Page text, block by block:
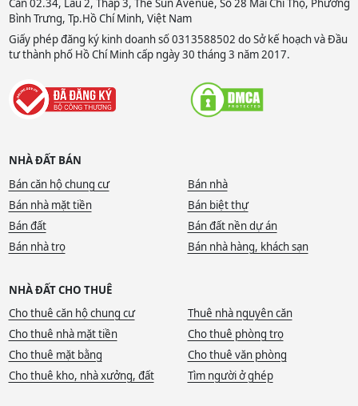
Căn 02.34, Lầu 2, Tháp 3, The Sun Avenue, Số 28 Mai Chí Thọ, Phường
Bình Trưng, Tp.Hồ Chí Minh, Việt Nam
Giấy phép đăng ký kinh doanh số 0313588502 do Sở kế hoạch và Đầu
tư thành phố Hồ Chí Minh cấp ngày 30 tháng 3 năm 2017.
NHÀ ĐẤT BÁN
Bán căn hộ chung cư
Bán nhà
Bán nhà mặt tiền
Bán biệt thự
Bán đất
Bán đất nền dự án
Bán nhà trọ
Bán nhà hàng, khách sạn
NHÀ ĐẤT CHO THUÊ
Cho thuê căn hộ chung cư
Thuê nhà nguyên căn
Cho thuê nhà mặt tiền
Cho thuê phòng trọ
Cho thuê mặt bằng
Cho thuê văn phòng
Cho thuê kho, nhà xưởng, đất
Tìm người ở ghép